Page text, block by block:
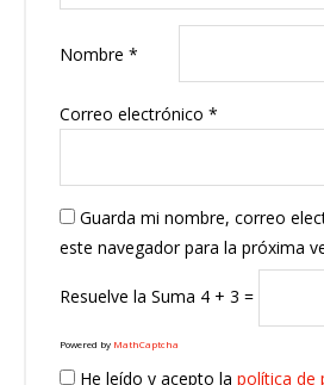
Nombre *
Correo electrónico *
Guarda mi nombre, correo
este navegador para la próxima
Resuelve la Suma 4 + 3 =
Powered by MathCaptcha
He leído y acepto la política de